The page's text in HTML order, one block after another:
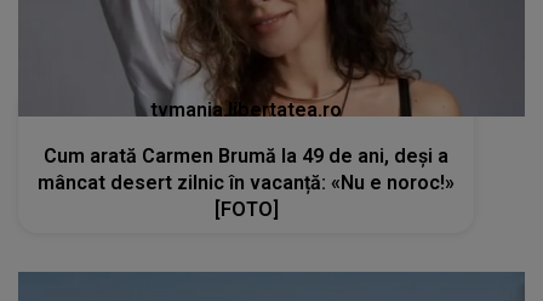
tvmania.libertatea.ro
Cum arată Carmen Brumă la 49 de ani, deși a
mâncat desert zilnic în vacanță: «Nu e noroc!»
[FOTO]